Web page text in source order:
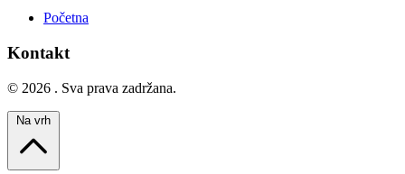
Početna
Kontakt
© 2026 . Sva prava zadržana.